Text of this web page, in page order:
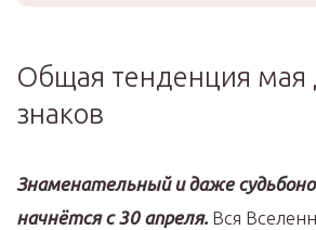
Общая тенденция мая
знаков
Знаменательный и даже
начнётся с 30 апреля. Вся